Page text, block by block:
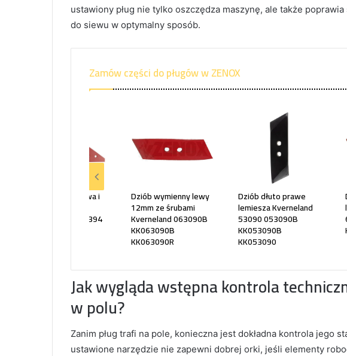
ustawiony pług nie tylko oszczędza maszynę, ale także
do siewu w optymalny sposób.
Zamów części do pługów w ZENOX
Płoza krótka, prawa i
073608 A133397394
Dziób wymienny lewy
12mm ze śrubami
Kverneland 063090B
KK063090B
KK063090R
Dziób dłuto prawe
lemiesza Kverneland
53090 053090B
KK053090B
KK053090
Jak wygląda wstępna kontrola
w polu?
Zanim pług trafi na pole, konieczna jest dokładna kontrola jego
ustawione narzędzie nie zapewni dobrej orki, jeśli elementy